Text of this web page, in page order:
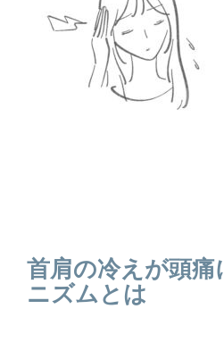
首肩の冷えが頭痛
ニズムとは